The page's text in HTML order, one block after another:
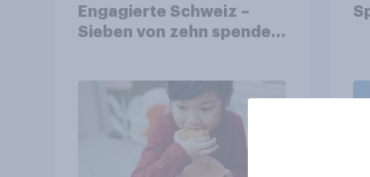
Engagierte Schweiz –
Sieben von zehn spenden,